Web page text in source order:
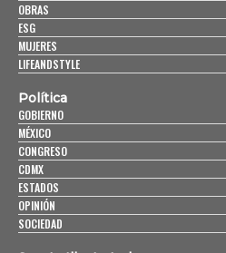
OBRAS
ESG
MUJERES
LIFEANDSTYLE
Política
GOBIERNO
MÉXICO
CONGRESO
CDMX
ESTADOS
OPINIÓN
SOCIEDAD